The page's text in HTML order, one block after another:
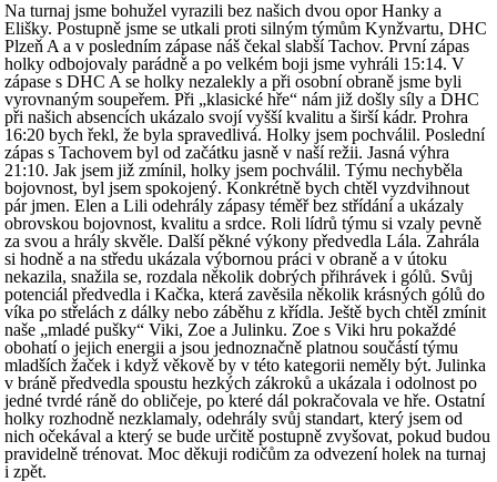
Na turnaj jsme bohužel vyrazili bez našich dvou opor Hanky a
Elišky. Postupně jsme se utkali proti silným týmům Kynžvartu, DHC
Plzeň A a v posledním zápase náš čekal slabší Tachov. První zápas
holky odbojovaly parádně a po velkém boji jsme vyhráli 15:14. V
zápase s DHC A se holky nezalekly a při osobní obraně jsme byli
vyrovnaným soupeřem. Při „klasické hře“ nám již došly síly a DHC
při našich absencích ukázalo svojí vyšší kvalitu a širší kádr. Prohra
16:20 bych řekl, že byla spravedlivá. Holky jsem pochválil. Poslední
zápas s Tachovem byl od začátku jasně v naší režii. Jasná výhra
21:10. Jak jsem již zmínil, holky jsem pochválil. Týmu nechyběla
bojovnost, byl jsem spokojený. Konkrétně bych chtěl vyzdvihnout
pár jmen. Elen a Lili odehrály zápasy téměř bez střídání a ukázaly
obrovskou bojovnost, kvalitu a srdce. Roli lídrů týmu si vzaly pevně
za svou a hrály skvěle. Další pěkné výkony předvedla Lála. Zahrála
si hodně a na středu ukázala výbornou práci v obraně a v útoku
nekazila, snažila se, rozdala několik dobrých přihrávek i gólů. Svůj
potenciál předvedla i Kačka, která zavěsila několik krásných gólů do
víka po střelách z dálky nebo záběhu z křídla. Ještě bych chtěl zmínit
naše „mladé pušky“ Viki, Zoe a Julinku. Zoe s Viki hru pokaždé
obohatí o jejich energii a jsou jednoznačně platnou součástí týmu
mladších žaček i když věkově by v této kategorii neměly být. Julinka
v bráně předvedla spoustu hezkých zákroků a ukázala i odolnost po
jedné tvrdé ráně do obličeje, po které dál pokračovala ve hře. Ostatní
holky rozhodně nezklamaly, odehrály svůj standart, který jsem od
nich očekával a který se bude určitě postupně zvyšovat, pokud budou
pravidelně trénovat. Moc děkuji rodičům za odvezení holek na turnaj
i zpět.